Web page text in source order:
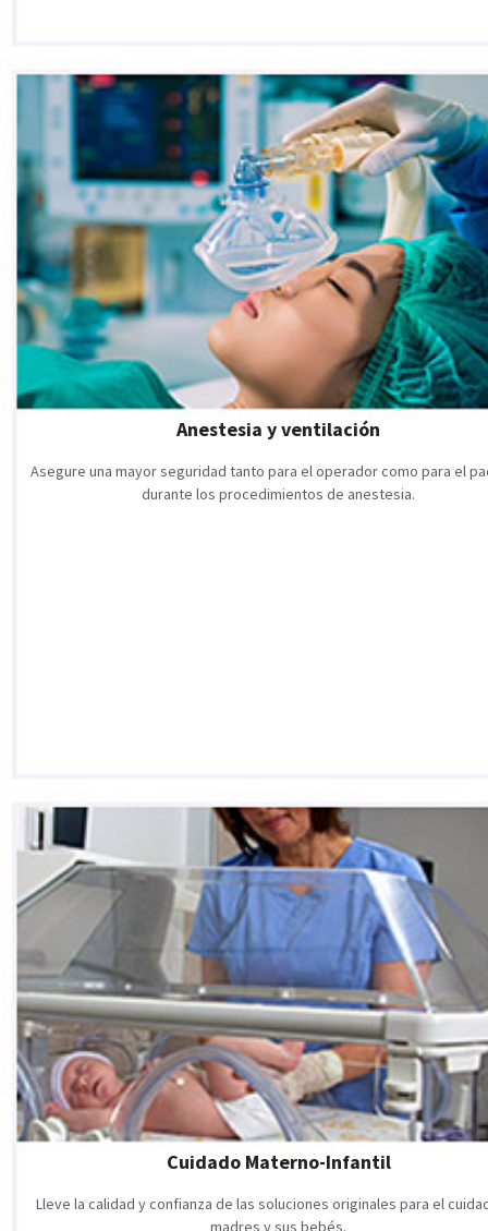
Anestesia y ventilación
Asegure una mayor seguridad tanto para el operador como para el
durante los procedimientos de anestesia.
Cuidado Materno-Infantil
Lleve la calidad y confianza de las soluciones originales para el
madres y sus bebés.